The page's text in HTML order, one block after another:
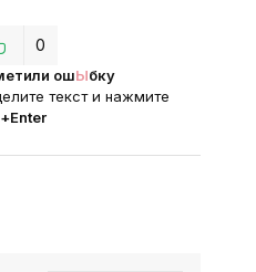
ошЫбку
текст и нажмите
0